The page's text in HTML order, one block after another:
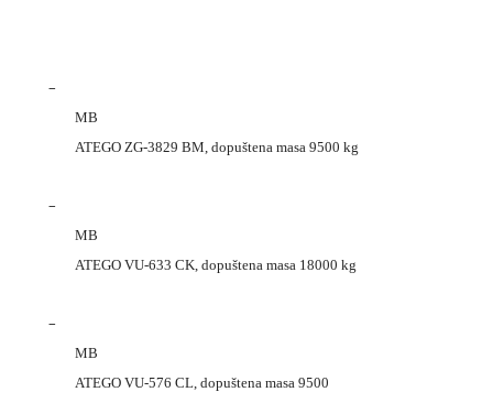
–
MB
ATEGO ZG-3829 BM, dopuštena masa 9500 kg
–
MB
ATEGO VU-633 CK, dopuštena masa 18000 kg
–
MB
ATEGO VU-576 CL, dopuštena masa 9500